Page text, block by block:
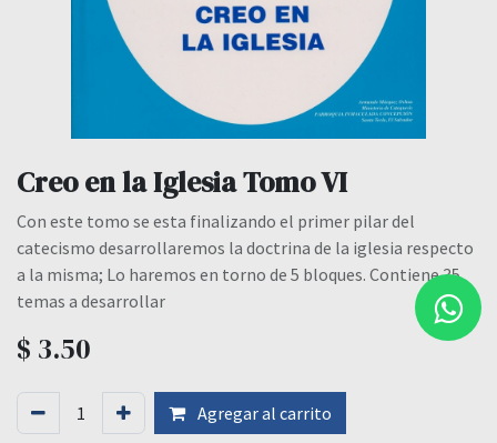
Creo en la Iglesia Tomo VI
Con este tomo se esta finalizando el primer pilar del
catecismo desarrollaremos la doctrina de la iglesia respecto
a la misma; Lo haremos en torno de 5 bloques. Contiene 35
temas a desarrollar
$ 3.50
Agregar al carrito